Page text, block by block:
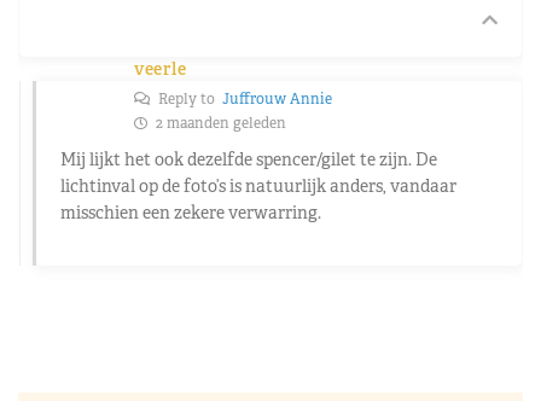
veerle
Reply to Juffrouw Annie
2 maanden geleden
Mij lijkt het ook dezelfde spencer/gilet te zijn. De
lichtinval op de foto’s is natuurlijk anders, vandaar
misschien een zekere verwarring.